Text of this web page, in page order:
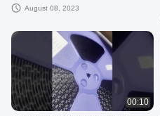
August 08, 2023
00:10